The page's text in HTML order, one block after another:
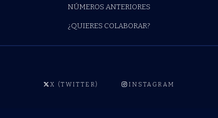
NÚMEROS ANTERIORES
¿QUIERES COLABORAR?
X (TWITTER) INSTAGRAM